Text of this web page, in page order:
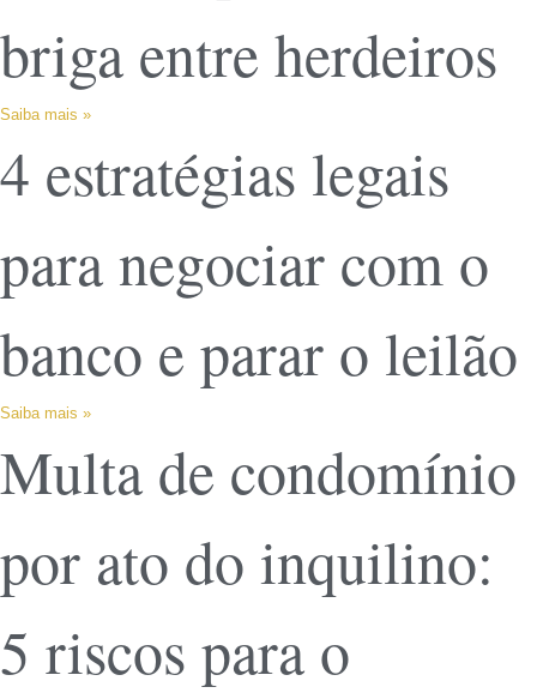
briga entre herdeiros
Saiba mais »
4 estratégias legais
para negociar com o
banco e parar o leilão
Saiba mais »
Multa de condomínio
por ato do inquilino:
5 riscos para o